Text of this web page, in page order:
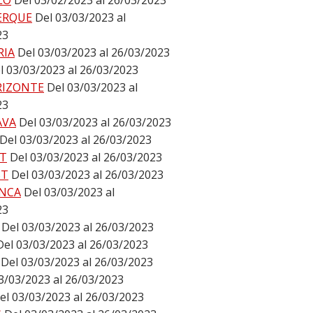
Del 03/03/2023 al
Del 03/03/2023 al 26/03/2023
03/03/2023 al 26/03/2023
Del 03/03/2023 al
Del 03/03/2023 al 26/03/2023
Del 03/03/2023 al 26/03/2023
Del 03/03/2023 al 26/03/2023
Del 03/03/2023 al 26/03/2023
Del 03/03/2023 al
Del 03/03/2023 al 26/03/2023
03/03/2023 al 26/03/2023
Del 03/03/2023 al 26/03/2023
03/2023 al 26/03/2023
03/03/2023 al 26/03/2023